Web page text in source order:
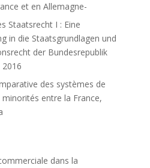
et en Allemagne-
Staatsrecht I : Eine
in die Staatsgrundlagen und
der Bundesrepublik
des systèmes de
entre la France,
dans la